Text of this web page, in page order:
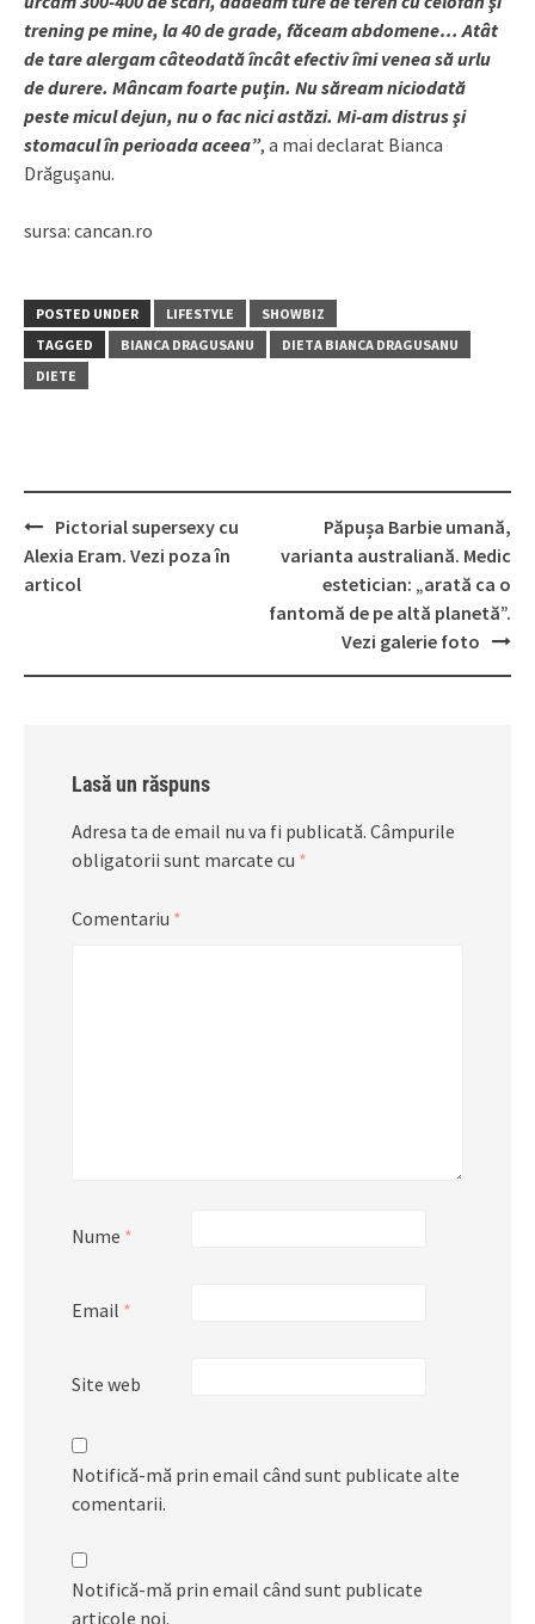
trening pe mine, la 40 de grade, făceam abdomene… Atât
de tare alergam câteodată încât efectiv îmi venea să urlu
de durere. Mâncam foarte puţin. Nu săream niciodată
peste micul dejun, nu o fac nici astăzi. Mi-am distrus şi
stomacul în perioada aceea”, a mai declarat Bianca
Drăguşanu.
sursa: cancan.ro
POSTED UNDER LIFESTYLE
SHOWBIZ
TAGGED
BIANCA DRAGUSANU
DIETA BIANCA DRAGUSANU
DIETE
Post
navigation
Pictorial supersexy cu
Alexia Eram. Vezi poza în
articol
Păpușa Barbie umană,
varianta australiană. Medic
estetician: „arată ca o
fantomă de pe altă planetă”.
Vezi galerie foto
Lasă un răspuns
Adresa ta de email nu va fi publicată. Câmpurile
obligatorii sunt marcate cu *
Comentariu *
Nume *
Email *
Site web
Notifică-mă prin email când sunt publicate alte
comentarii.
Notifică-mă prin email când sunt publicate
articole noi.